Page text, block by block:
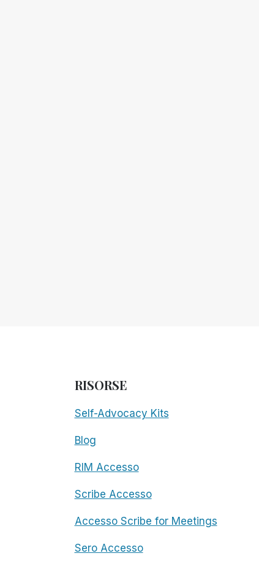
RISORSE
Self-Advocacy Kits
Blog
RIM Accesso
Scribe Accesso
Accesso Scribe for Meetings
Sero Accesso